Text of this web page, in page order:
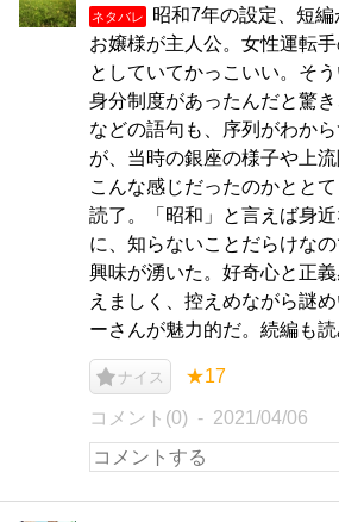
ネタバレ
昭和7年の設定、短
お嬢様が主人公。女性運転
としていてかっこいい。そ
身分制度があったんだと驚
などの語句も、序列がわか
が、当時の銀座の様子や上
こんな感じだったのかとと
読了。「昭和」と言えば身
に、知らないことだらけな
興味が湧いた。好奇心と正
えましく、控えめながら謎
ーさんが魅力的だ。続編も読
ナイス ★17
コメント(0) 2021/04/06